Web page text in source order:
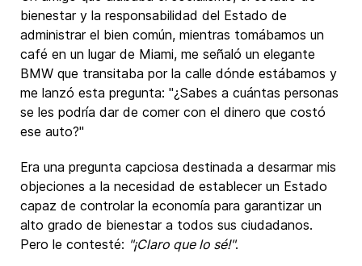
bienestar y la responsabilidad del Estado de
administrar el bien común, mientras tomábamos un
café en un lugar de Miami, me señaló un elegante
BMW que transitaba por la calle dónde estábamos y
me lanzó esta pregunta: "¿Sabes a cuántas personas
se les podría dar de comer con el dinero que costó
ese auto?"
Era una pregunta capciosa destinada a desarmar mis
objeciones a la necesidad de establecer un Estado
capaz de controlar la economía para garantizar un
alto grado de bienestar a todos sus ciudadanos.
Pero le contesté: "¡Claro que lo sé!".